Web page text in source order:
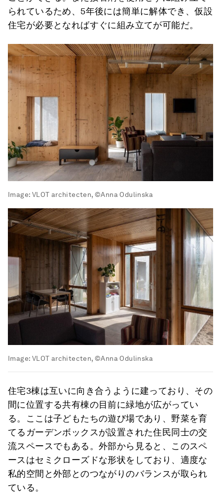
られているため、5年後には簡単に解体でき、仮設
住宅が必要となればすぐに組み立てが可能だ。
Image: VLOT architecten, ©Anna Odulinska
Image: VLOT architecten, ©Anna Odulinska
住宅3棟は互いに向き合うように建っており、その
間に位置する共有棟の目前に緑地が広がってい
る。ここは子どもたちの遊び場であり、野菜を育
てるガーデンボックスが設置された住民同士の交
流スペースでもある。外部から見ると、このスペ
ースはセミクローズドな形状をしており、適度な
私的空間と外部とのつながりのバランスが取られ
ている。